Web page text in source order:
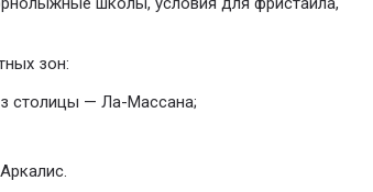
зон:
столицы — Ла-Массана;